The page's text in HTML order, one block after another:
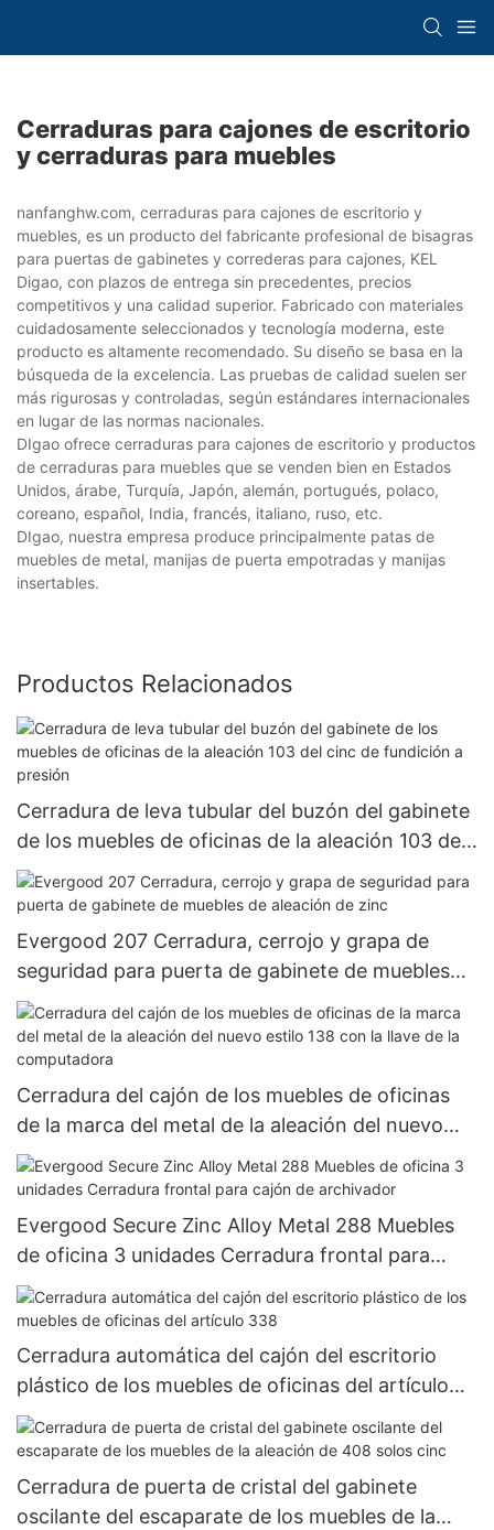
Cerraduras para cajones de escritorio
y cerraduras para muebles
nanfanghw.com, cerraduras para cajones de escritorio y
muebles, es un producto del fabricante profesional de bisagras
para puertas de gabinetes y correderas para cajones, KEL
Digao, con plazos de entrega sin precedentes, precios
competitivos y una calidad superior. Fabricado con materiales
cuidadosamente seleccionados y tecnología moderna, este
producto es altamente recomendado. Su diseño se basa en la
búsqueda de la excelencia. Las pruebas de calidad suelen ser
más rigurosas y controladas, según estándares internacionales
en lugar de las normas nacionales.
DIgao ofrece cerraduras para cajones de escritorio y productos
de cerraduras para muebles que se venden bien en Estados
Unidos, árabe, Turquía, Japón, alemán, portugués, polaco,
coreano, español, India, francés, italiano, ruso, etc.
DIgao, nuestra empresa produce principalmente patas de
muebles de metal, manijas de puerta empotradas y manijas
insertables.
Productos Relacionados
Cerradura de leva tubular del buzón del gabinete
de los muebles de oficinas de la aleación 103 del
cinc de fundición a presión
Evergood 207 Cerradura, cerrojo y grapa de
seguridad para puerta de gabinete de muebles
de aleación de zinc
Cerradura del cajón de los muebles de oficinas
de la marca del metal de la aleación del nuevo
estilo 138 con la llave de la computadora
Evergood Secure Zinc Alloy Metal 288 Muebles
de oficina 3 unidades Cerradura frontal para
cajón de archivador
Cerradura automática del cajón del escritorio
plástico de los muebles de oficinas del artículo
338
Cerradura de puerta de cristal del gabinete
oscilante del escaparate de los muebles de la